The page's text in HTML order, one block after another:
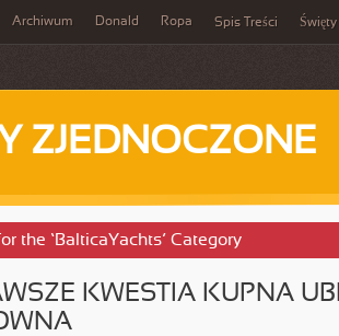
Archiwum Donald Ropa Spis Treści Święty
ZJEDNOCZONE
the ‘BalticaYachts’ Category
KWESTIA KUPNA